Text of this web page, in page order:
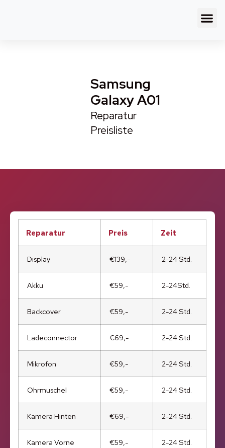
Samsung
Galaxy A01
Reparatur
Preisliste
Reparatur Preis Zeit
Display €139,- 2-24 Std.
Akku €59,- 2-24Std.
Backcover €59,- 2-24 Std.
Ladeconnector €69,- 2-24 Std.
Mikrofon €59,- 2-24 Std.
Ohrmuschel €59,- 2-24 Std.
Kamera Hinten €69,- 2-24 Std.
Kamera Vorne €59,- 2-24 Std.